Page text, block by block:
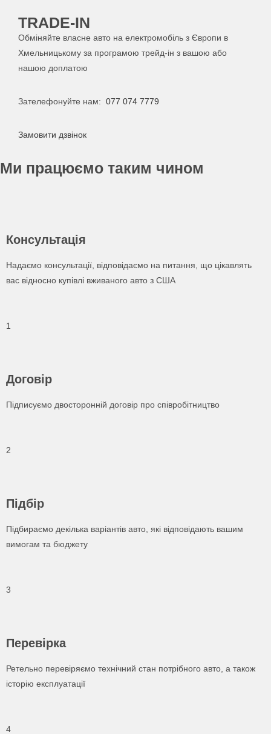
TRADE-IN
Обміняйте власне авто на електромобіль з Європи в
Хмельницькому за програмою трейд-ін з вашою або
нашою доплатою
Зателефонуйте нам: 077 074 7779
Замовити дзвінок
Ми працюємо таким чином
Консультація
Надаємо консультації, відповідаємо на питання, що цікавлять
вас відносно купівлі вживаного авто з США
1
Договір
Підписуємо двосторонній договір про співробітництво
2
Підбір
Підбираємо декілька варіантів авто, які відповідають вашим
вимогам та бюджету
3
Перевірка
Ретельно перевіряємо технічний стан потрібного авто, а також
історію експлуатації
4